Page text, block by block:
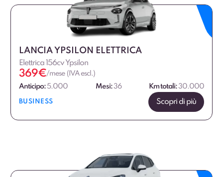
Fascia di prezzo
€
LANCIA YPSILON ELETTRICA
Elettrica 156cv Ypsilon
369€/mese (IVA escl.)
Anticipo:5.000 Mesi:36 Km totali:30.000
BUSINESS Scopri di più